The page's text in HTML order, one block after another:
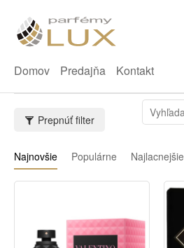
Domov Predajňa Kontakt
Prepnúť filter
Najnovšie Populárne Najlacnejšie